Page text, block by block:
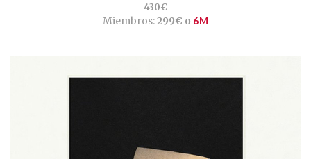
430€
Miembros:299€ o 6M